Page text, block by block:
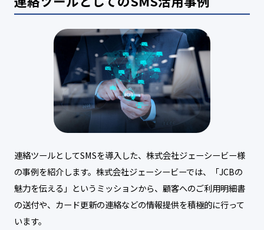
連絡ツールとしてSMSを導入した、株式会社ジェーシービー様
の事例を紹介します。株式会社ジェーシービーでは、「JCBの
魅力を伝える」というミッションから、顧客へのご利用明細書
の送付や、カード更新の連絡などの情報提供を積極的に行って
います。